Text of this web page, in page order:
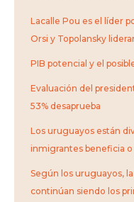
Lacalle Pou es el líder
Orsi y Topolansky
PIB potencial y el
Evaluación del
53% desaprueba
Los uruguayos están
inmigrantes beneficia o
Según los uruguayos,
continúan siendo los